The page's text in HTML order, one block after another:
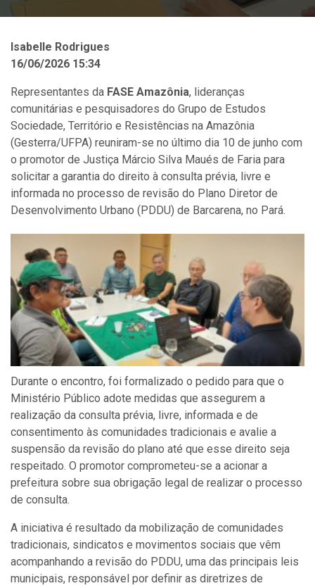
Isabelle Rodrigues
16/06/2026 15:34
Representantes da FASE Amazônia, lideranças
comunitárias e pesquisadores do Grupo de Estudos
Sociedade, Território e Resistências na Amazônia
(Gesterra/UFPA) reuniram-se no último dia 10 de junho com
o promotor de Justiça Márcio Silva Maués de Faria para
solicitar a garantia do direito à consulta prévia, livre e
informada no processo de revisão do Plano Diretor de
Desenvolvimento Urbano (PDDU) de Barcarena, no Pará.
Durante o encontro, foi formalizado o pedido para que o
Ministério Público adote medidas que assegurem a
realização da consulta prévia, livre, informada e de
consentimento às comunidades tradicionais e avalie a
suspensão da revisão do plano até que esse direito seja
respeitado. O promotor comprometeu-se a acionar a
prefeitura sobre sua obrigação legal de realizar o processo
de consulta.
A iniciativa é resultado da mobilização de comunidades
tradicionais, sindicatos e movimentos sociais que vêm
acompanhando a revisão do PDDU, uma das principais leis
municipais, responsável por definir as diretrizes de